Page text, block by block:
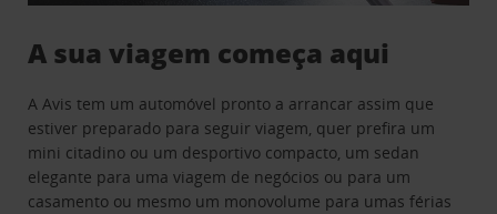
A sua viagem começa aqui
A Avis tem um automóvel pronto a arrancar assim que
estiver preparado para seguir viagem, quer prefira um
mini citadino ou um desportivo compacto, um sedan
elegante para uma viagem de negócios ou para um
casamento ou mesmo um monovolume para umas férias